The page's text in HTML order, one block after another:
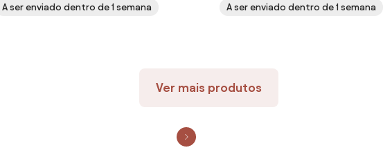
cerca 200x50x70cm madeira douglas
A ser enviado dentro de 1 semana
39x39,5x114 cm madeira douglas
A ser enviado dentro de 1 semana
Ver mais produtos